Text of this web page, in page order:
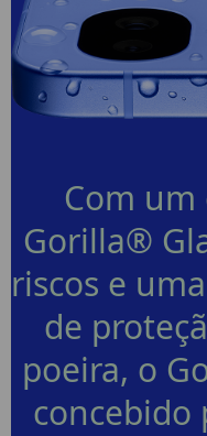
Com
Gorilla®
riscos e
de
poeira, o
concebido